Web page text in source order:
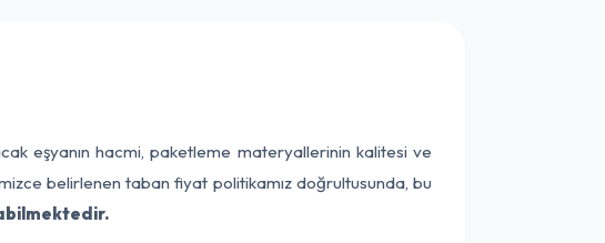
eşyanın hacmi, paketleme materyallerinin kalitesi ve
belirlenen taban fiyat politikamız doğrultusunda, bu